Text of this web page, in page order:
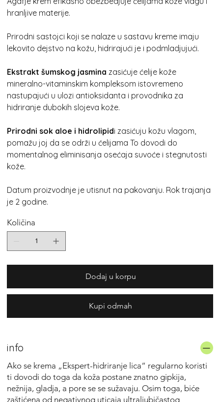
hranljive materije.
Prirodni sastojci koji se nalaze u sastavu kreme imaju
lekovito dejstvo na kožu, hidrirajući je i podmladjujući.
Ekstrakt šumskog jasmina zasićuje ćelije kože
mineralno-vitaminskim kompleksom istovremeno
nastupajući u ulozi antioksidanta i provodnika za
hidriranje dubokih slojeva kože.
Prirodni sok aloe i hidrolipidi zasićuju kožu vlagom,
pomažu joj da se održi u ćelijama To dovodi do
momentalnog eliminisanja osećaja suvoće i stegnutosti
kože.
Datum proizvodnje je utisnut na pakovanju. Rok trajanja
je 2 godine.
Količina
Dodaj u korpu
Kupi odmah
info
Ako se krema „Ekspert-hidriranje lica“ regularno koristi
ti dovodi do toga da koža postane znatno gipkija,
nežnija, gladja, a pore se se sužavaju. Osim toga, biće
zaštićena od negativnog uticaja ultraljubičastog